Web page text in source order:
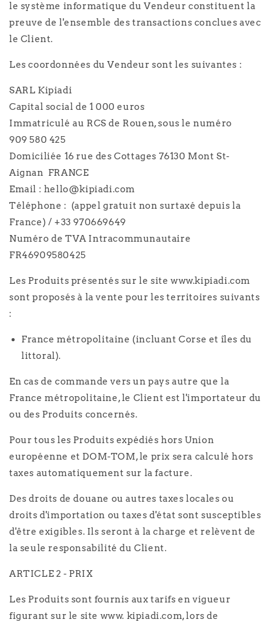
le système informatique du Vendeur constituent la
preuve de l'ensemble des transactions conclues avec
le Client.
Les coordonnées du Vendeur sont les suivantes :
SARL Kipiadi
Capital social de 1 000 euros
Immatriculé au RCS de Rouen, sous le numéro
909 580 425
Domiciliée 16 rue des Cottages 76130 Mont St-
Aignan FRANCE
Email : hello@kipiadi.com
Téléphone : (appel gratuit non surtaxé depuis la
France) / +33 970669649
Numéro de TVA Intracommunautaire
FR46909580425
Les Produits présentés sur le site www.kipiadi.com
sont proposés à la vente pour les territoires suivants
:
France métropolitaine (incluant Corse et îles du
littoral).
En cas de commande vers un pays autre que la
France métropolitaine, le Client est l'importateur du
ou des Produits concernés.
Pour tous les Produits expédiés hors Union
européenne et DOM-TOM, le prix sera calculé hors
taxes automatiquement sur la facture.
Des droits de douane ou autres taxes locales ou
droits d'importation ou taxes d'état sont susceptibles
d'être exigibles. Ils seront à la charge et relèvent de
la seule responsabilité du Client.
ARTICLE 2 - PRIX
Les Produits sont fournis aux tarifs en vigueur
figurant sur le site www. kipiadi.com, lors de